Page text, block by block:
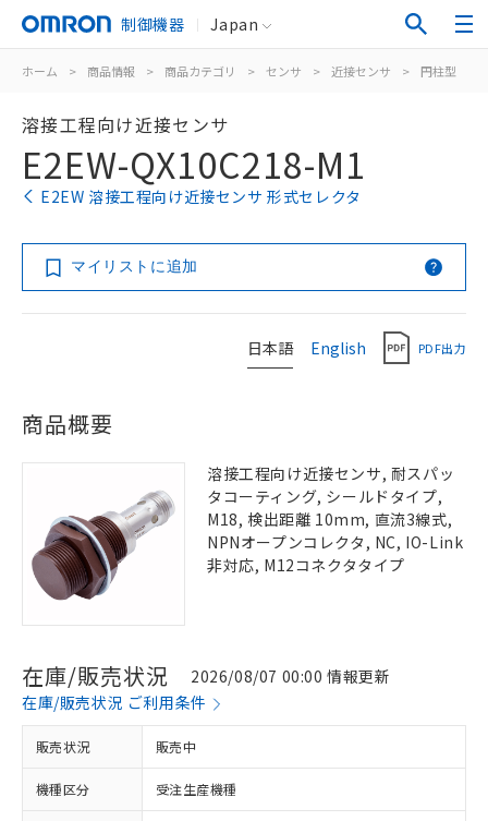
制御機器 Japan
ホーム > 商品情報 > 商品カテゴリ > センサ > 近接センサ > 円柱型
溶接工程向け近接センサ
E2EW-QX10C218-M1
E2EW 溶接工程向け近接センサ 形式セレクタ
マイリストに追加
日本語 English PDF出力
商品概要
溶接工程向け近接センサ, 耐スパッ
タコーティング, シールドタイプ,
M18, 検出距離 10mm, 直流3線式,
NPNオープンコレクタ, NC, IO-Link
非対応, M12コネクタタイプ
在庫/販売状況
2026/08/07 00:00 情報更新
在庫/販売状況 ご利用条件
販売状況 販売中
機種区分 受注生産機種